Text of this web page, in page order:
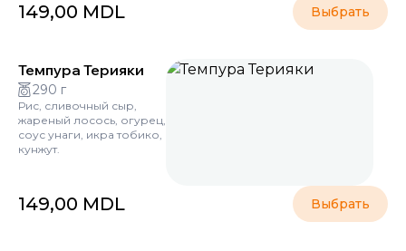
149,00 MDL Выбрать
Темпура Терияки
290 г
Рис, сливочный сыр,
жареный лосось, огурец,
соус унаги, икра тобико,
кунжут.
149,00 MDL Выбрать